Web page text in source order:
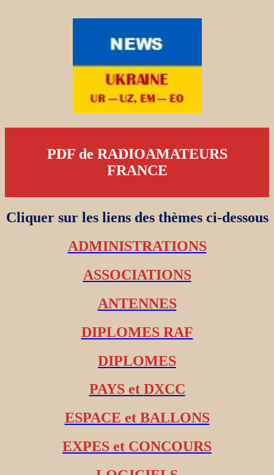
PDF de RADIOAMATEURS
FRANCE
Cliquer sur les liens des thèmes ci-dessous
ADMINISTRATIONS
ASSOCIATIONS
ANTENNES
DIPLOMES RAF
DIPLOMES
PAYS et DXCC
ESPACE et BALLONS
EXPES et CONCOURS